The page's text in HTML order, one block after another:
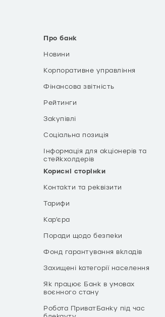
Про банк
Новини
Корпоративне управління
Фінансова звітність
Рейтинги
Закупівлі
Соціальна позиція
Інформація для акціонерів та
стейкхолдерів
Корисні сторінки
Контакти та реквізити
Тарифи
Кар’єра
Поради щодо безпеки
Фонд гарантування вкладів
Захищені категорії населення
Як працює Банк в умовах
воєнного стану
Робота ПриватБанку під час